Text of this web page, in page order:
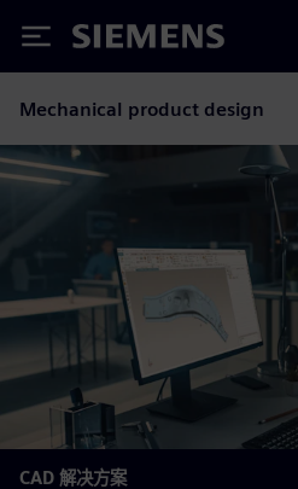
Siemens
Mechanical product design
CAD 解决方案